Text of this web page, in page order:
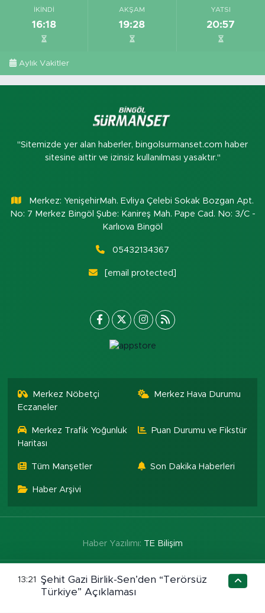
İKINDI
16:18
AKŞAM
19:28
YATSI
20:57
Aylık Vakitler
"Sitemizde yer alan haberler, bingolsurmanset.com haber
sitesine aittir ve izinsiz kullanılması yasaktır."
Merkez: YenişehirMah. Evliya Çelebi Sokak Bozgan Apt.
No: 7 Merkez Bingöl Şube: Kanireş Mah. Pape Cad. No: 3/C -
Karlıova Bingöl
05432134367
[email protected]
Merkez Nöbetçi
Eczaneler
Merkez Hava Durumu
Merkez Trafik Yoğunluk
Haritası
Puan Durumu ve Fikstür
Tüm Manşetler Son Dakika Haberleri
Haber Arşivi
Haber Yazılımı: TE Bilişim
13:21
Şehit Gazi Birlik-Sen’den “Terörsüz
Türkiye” Açıklaması